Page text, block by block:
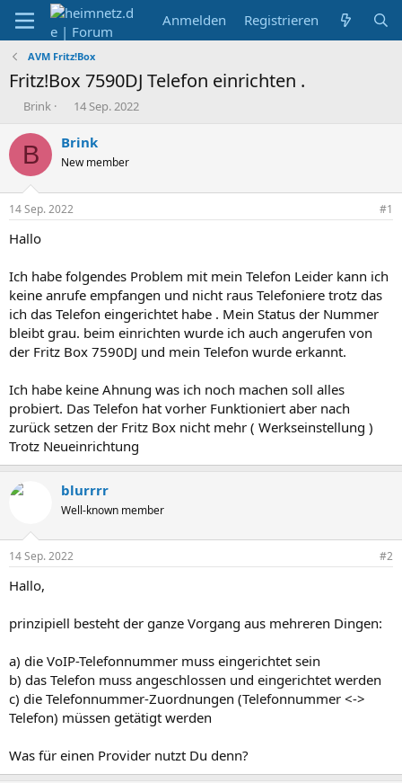
Anmelden Registrieren
AVM Fritz!Box
Fritz!Box 7590DJ Telefon einrichten .
E
s
e
r
Brink
E
s
e
t
14 Sep. 2022
B Brink
New member
14 Sep. 2022 #1
Hallo
Ich habe folgendes Problem mit mein Telefon Leider kann ich
keine anrufe empfangen und nicht raus Telefoniere trotz das
ich das Telefon eingerichtet habe . Mein Status der Nummer
bleibt grau. beim einrichten wurde ich auch angerufen von
der Fritz Box 7590DJ und mein Telefon wurde erkannt.
Ich habe keine Ahnung was ich noch machen soll alles
probiert. Das Telefon hat vorher Funktioniert aber nach
zurück setzen der Fritz Box nicht mehr ( Werkseinstellung )
Trotz Neueinrichtung
blurrrr
Well-known member
14 Sep. 2022 #2
Hallo,
prinzipiell besteht der ganze Vorgang aus mehreren Dingen:
a) die VoIP-Telefonnummer muss eingerichtet sein
b) das Telefon muss angeschlossen und eingerichtet werden
c) die Telefonnummer-Zuordnungen (Telefonnummer <->
Telefon) müssen getätigt werden
Was für einen Provider nutzt Du denn?